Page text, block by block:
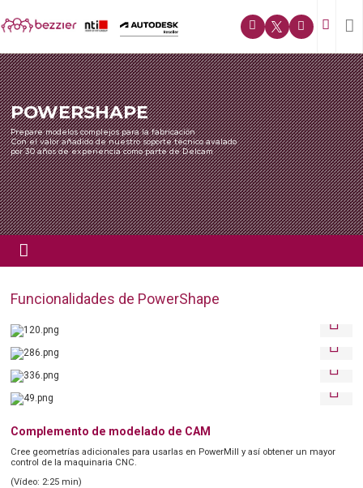
POWERSHAPE
Prepare modelos complejos para la fabricación
Con el valor añadido de nuestro soporte técnico avalado
por 30 años de experiencia como parte de Delcam
Funcionalidades de PowerShape
Complemento de modelado de CAM
Cree geometrías adicionales para usarlas en PowerMill y así obtener un mayor
control de la maquinaria CNC.
(Vídeo: 2:25 min)